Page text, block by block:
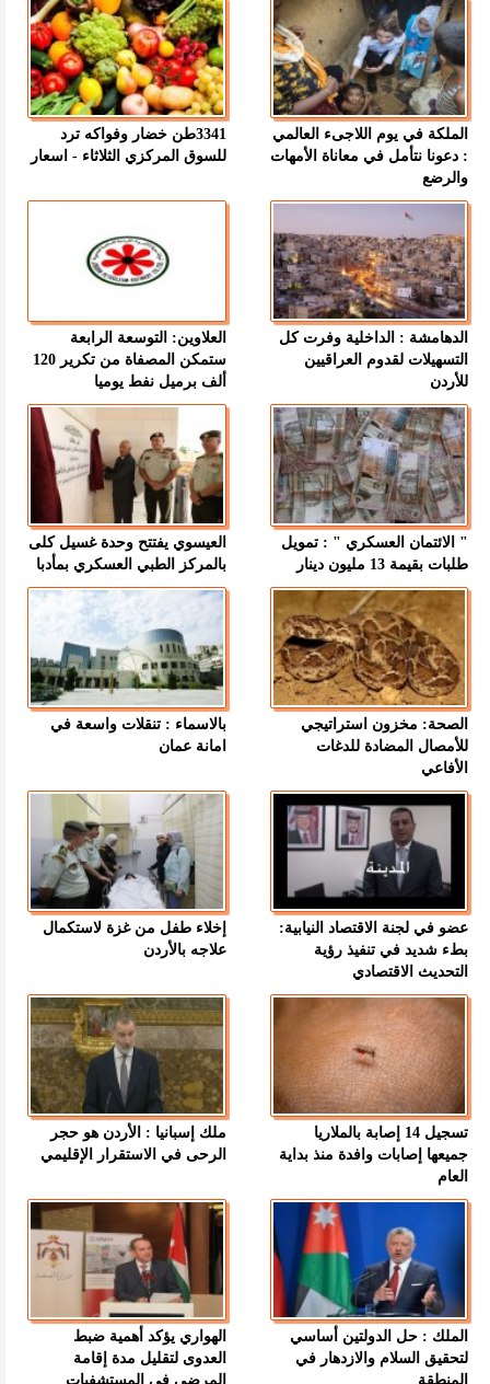
الملكة في يوم اللاجىء العالمي
: دعونا نتأمل في معاناة الأمهات
والرضع
3341طن خضار وفواكه ترد
للسوق المركزي الثلاثاء - اسعار
الدهامشة : الداخلية وفرت كل
التسهيلات لقدوم العراقيين
للأردن
العلاوين: التوسعة الرابعة
ستمكن المصفاة من تكرير 120
ألف برميل نفط يوميا
" الائتمان العسكري " : تمويل
طلبات بقيمة 13 مليون دينار
العيسوي يفتتح وحدة غسيل كلى
بالمركز الطبي العسكري بمأدبا
الصحة: مخزون استراتيجي
للأمصال المضادة للدغات
الأفاعي
بالاسماء : تنقلات واسعة في
امانة عمان
عضو في لجنة الاقتصاد النيابية:
بطء شديد في تنفيذ رؤية
التحديث الاقتصادي
إخلاء طفل من غزة لاستكمال
علاجه بالأردن
تسجيل 14 إصابة بالملاريا
جميعها إصابات وافدة منذ بداية
العام
ملك إسبانيا : الأردن هو حجر
الرحى في الاستقرار الإقليمي
الملك : حل الدولتين أساسي
لتحقيق السلام والازدهار في
المنطقة
الهواري يؤكد أهمية ضبط
العدوى لتقليل مدة إقامة
المرضى في المستشفيات